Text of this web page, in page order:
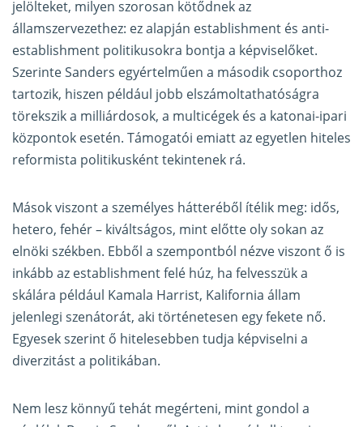
jelölteket, milyen szorosan kötődnek az
államszervezethez: ez alapján establishment és anti-
establishment politikusokra bontja a képviselőket.
Szerinte Sanders egyértelműen a második csoporthoz
tartozik, hiszen például jobb elszámoltathatóságra
törekszik a milliárdosok, a multicégek és a katonai-ipari
központok esetén. Támogatói emiatt az egyetlen hiteles
reformista politikusként tekintenek rá.
Mások viszont a személyes hátteréből ítélik meg: idős,
hetero, fehér – kiváltságos, mint előtte oly sokan az
elnöki székben. Ebből a szempontból nézve viszont ő is
inkább az establishment felé húz, ha felvesszük a
skálára például Kamala Harrist, Kalifornia állam
jelenlegi szenátorát, aki történetesen egy fekete nő.
Egyesek szerint ő hitelesebben tudja képviselni a
diverzitást a politikában.
Nem lesz könnyű tehát megérteni, mint gondol a